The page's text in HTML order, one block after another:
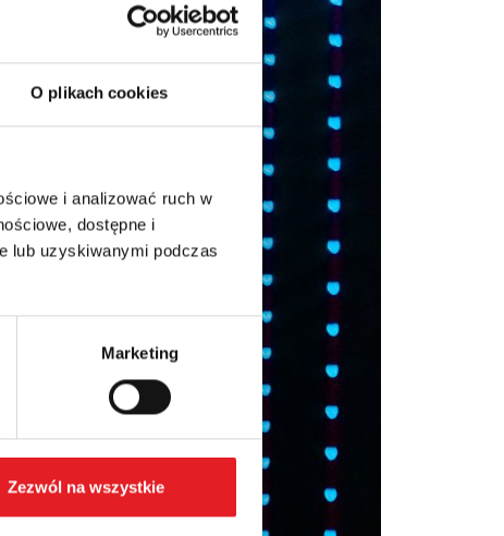
O plikach cookies
i analizować ruch w
dostępne i
lub uzyskiwanymi podczas
Marketing
Zezwól na wszystkie